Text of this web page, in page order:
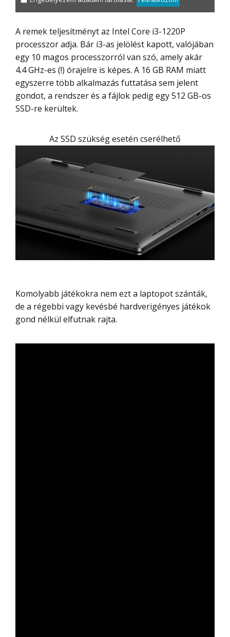
A remek teljesítményt az Intel Core i3-1220P
processzor adja. Bár i3-as jelölést kapott, valójában
egy 10 magos processzorról van szó, amely akár
4.4 GHz-es (!) órajelre is képes. A 16 GB RAM miatt
egyszerre több alkalmazás futtatása sem jelent
gondot, a rendszer és a fájlok pedig egy 512 GB-os
SSD-re kerültek.
Az SSD szükség esetén cserélhető
Komolyabb játékokra nem ezt a laptopot szánták,
de a régebbi vagy kevésbé hardverigényes játékok
gond nélkül elfutnak rajta.